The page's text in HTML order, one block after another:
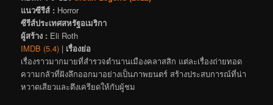
แนวซีรีส์ : Horror
ซีรีส์ประเทศสหรัฐอเมริกา
ผู้สร้าง : Eli Roth
IMDB (5.4) | เรื่องย่อ
เรื่องราวมากมายที่สำรวจตำนานเมืองคลาสสิก แต่ละเรื่องถ่ายทอด
ความกลัวที่ฝังลึกออกมาอย่างเป็นภาพยนตร์ สร้างประสบการณ์ที่น่า
หวาดเสียวและตึงเครียดให้กับผู้ชม